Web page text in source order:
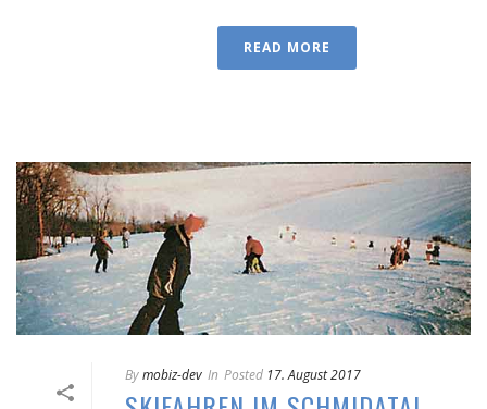
READ MORE
Bymobiz-dev In Posted 17. August 2017